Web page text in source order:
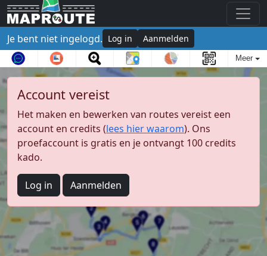
Je bent niet ingelogd. Log in Aanmelden
Meer
Account vereist
Het maken en bewerken van routes vereist een
account en credits (lees hier waarom). Ons
proefaccount is gratis en je ontvangt 100 credits
kado.
Log in Aanmelden